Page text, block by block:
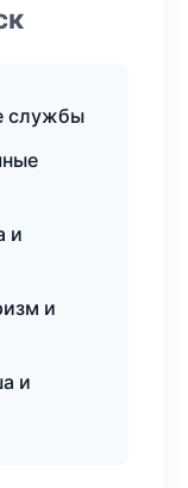
службы
и
и
и